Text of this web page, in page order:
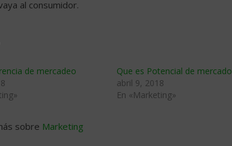
al consumidor.
de mercadeo
Que es Potencial de mercado
abril 9, 2018
En «Marketing»
sobre Marketing